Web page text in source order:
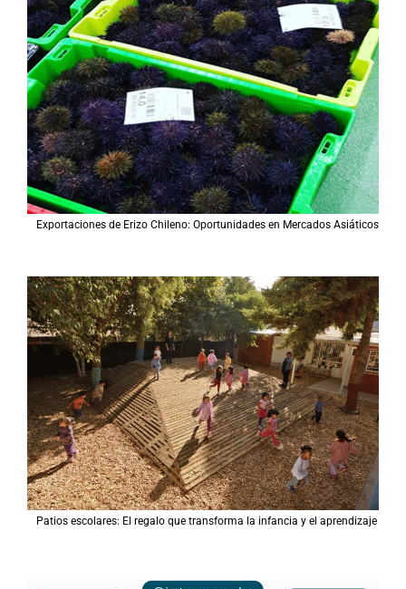
Exportaciones de Erizo Chileno: Oportunidades en Mercados Asiáticos
Patios escolares: El regalo que transforma la infancia y el aprendizaje